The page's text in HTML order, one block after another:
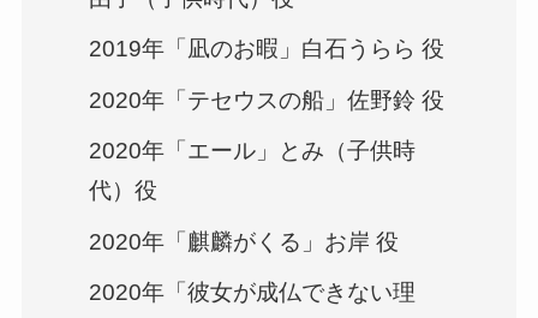
2019年「凪のお暇」白石うらら 役
2020年「テセウスの船」佐野鈴 役
2020年「エール」とみ（子供時
代）役
2020年「麒麟がくる」お岸 役
2020年「彼女が成仏できない理